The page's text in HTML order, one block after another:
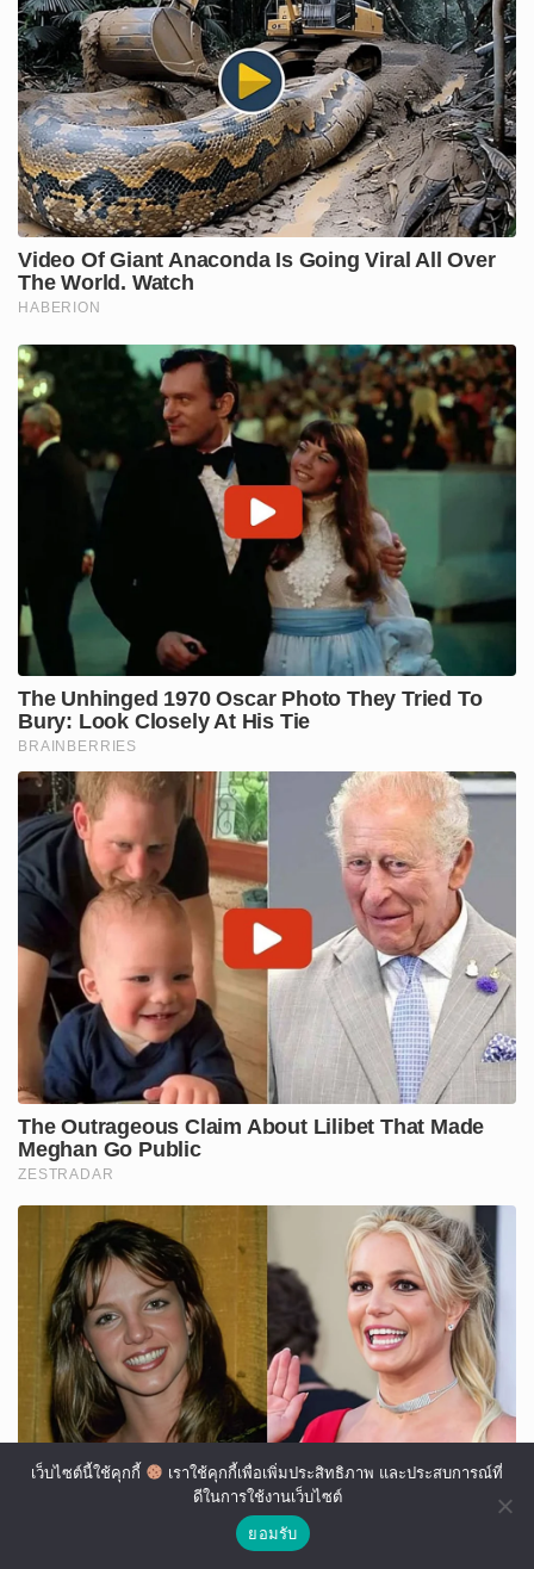
เว็บไซต์นี้ใช้คุกกี้
เราใช้คุกกี้เพื่อเพิ่มประสิทธิภาพ และประสบการณ์ที่
ดีในการใช้งานเว็บไซต์
ยอมรับ